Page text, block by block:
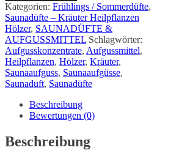
Kategorien: Frühlings / Sommerdüfte,
Saunadüfte – Kräuter Heilpflanzen
Hölzer, SAUNADÜFTE &
AUFGUSSMITTEL Schlagwörter:
Aufgusskonzentrate, Aufgussmittel,
Heilpflanzen, Hölzer, Kräuter,
Saunaaufguss, Saunaaufgüsse,
Saunaduft, Saunadüfte
Beschreibung
Bewertungen (0)
Beschreibung